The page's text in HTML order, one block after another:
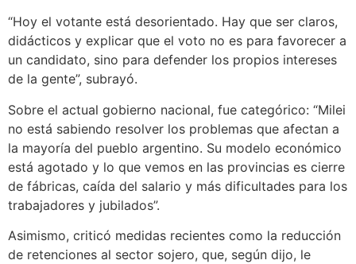
“Hoy el votante está desorientado. Hay que ser claros,
didácticos y explicar que el voto no es para favorecer a
un candidato, sino para defender los propios intereses
de la gente”, subrayó.
Sobre el actual gobierno nacional, fue categórico: “Milei
no está sabiendo resolver los problemas que afectan a
la mayoría del pueblo argentino. Su modelo económico
está agotado y lo que vemos en las provincias es cierre
de fábricas, caída del salario y más dificultades para los
trabajadores y jubilados”.
Asimismo, criticó medidas recientes como la reducción
de retenciones al sector sojero, que, según dijo, le